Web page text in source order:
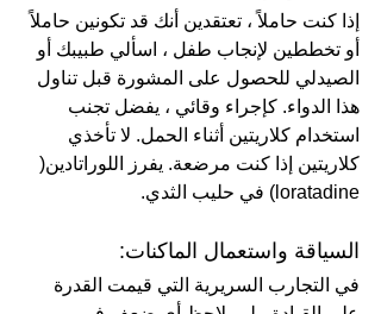
إذا كنت حاملاً ، تعتقدين أنك قد تكونين حاملاً
أو تخططين لإنجاب طفل ، اسألي طبيبك أو
الصيدلي للحصول على المشورة قبل تناول
هذا الدواء. كإجراء وقائي ، يفضل تجنب
استخدام كلاريتين أثناء الحمل. لا تأخذي
كلاريتين إذا كنت مرضعة. يفرز اللوراتادين(
loratadine) في حليب الثدي.
السياقة واستعمال الماكنات:
في التجارب السريرية التي قيمت القدرة